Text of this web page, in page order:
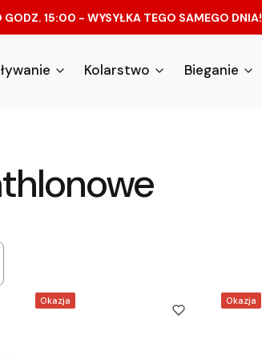
GODZ. 15:00 - WYSYŁKA TEGO SAMEGO DNIA!
Kolarstwo Bieganie
Okazja Okazja